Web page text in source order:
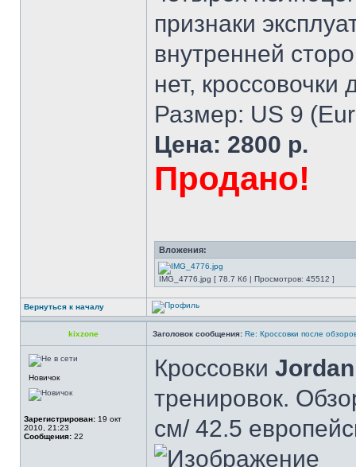
признаки
внутренней
нет, кроссовочки
Размер: US 9
Цена: 2800 р.
Продано!
Вложения:
IMG_4776.jpg [ 78.7 Кб | Просмотров: 45512 ]
Вернуться к началу
kixzone Заголовок сообщения: Re: Кроссовки после
Новичок
Зарегистрирован: 19 окт
2010, 21:23
Сообщения: 22
Кроссовки
тренировок.
см/ 42.5